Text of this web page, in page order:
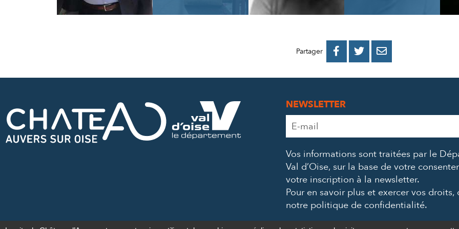
Partager 
PARTAGER
PARTAGER
PARTAGER
NEWSLETTER
Adresse
e-
*
Vos informations sont traitées par le
Val d’Oise, sur la base de votre
votre inscription à la newsletter.
Pour en savoir plus et exercer vos droits,
notre politique de confidentialité.